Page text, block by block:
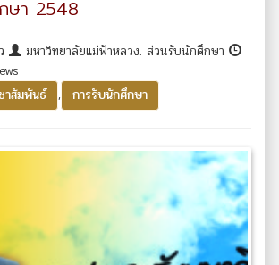
ษา 2548
มหาวิทยาลัยแม่ฟ้าหลวง. ส่วนรับนักศึกษา
าสัมพันธ์
, การรับนักศึกษา